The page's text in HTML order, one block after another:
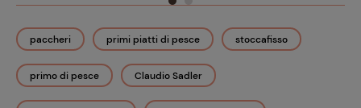
paccheri primi piatti di pesce stoccafisso
primo di pesce Claudio Sadler